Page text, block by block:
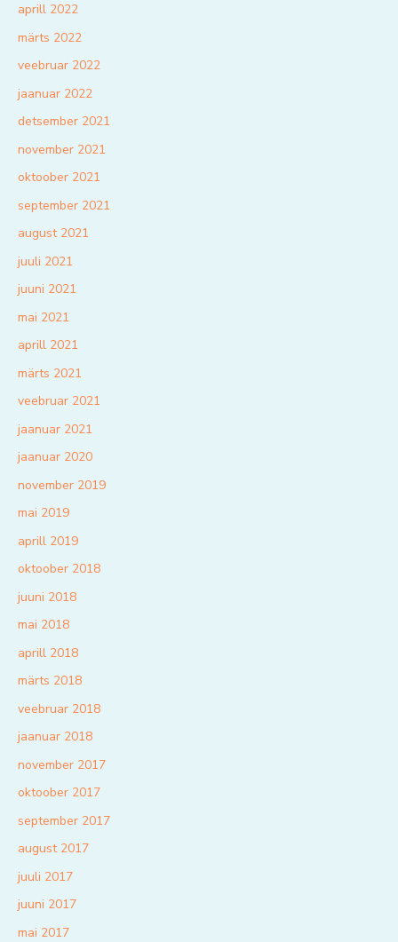
aprill 2022
märts 2022
veebruar 2022
jaanuar 2022
detsember 2021
november 2021
oktoober 2021
september 2021
august 2021
juuli 2021
juuni 2021
mai 2021
aprill 2021
märts 2021
veebruar 2021
jaanuar 2021
jaanuar 2020
november 2019
mai 2019
aprill 2019
oktoober 2018
juuni 2018
mai 2018
aprill 2018
märts 2018
veebruar 2018
jaanuar 2018
november 2017
oktoober 2017
september 2017
august 2017
juuli 2017
juuni 2017
mai 2017